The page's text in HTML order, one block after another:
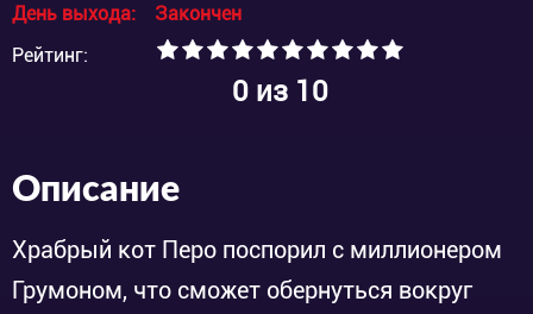
День выхода:
Закончен
Рейтинг:
0из 10
Описание
Храбрый кот Перо поспорил с миллионером
Грумоном, что сможет обернуться вокруг